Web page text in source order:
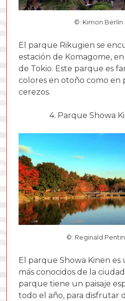
©: Kimon Berlin |
El parque Rikugien se
estación de Komagome,
de Tokio. Este parque es
colores en otoño como en
cerezos.
4. Parque Showa
©: Reginald
El parque Showa Kinen
más conocidos de la
parque tiene un paisaje
todo el año, para disfrutar